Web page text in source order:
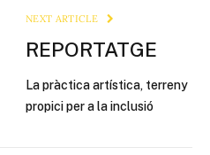
NEXT ARTICLE
REPORTATGE
La pràctica artística, terreny
propici per a la inclusió